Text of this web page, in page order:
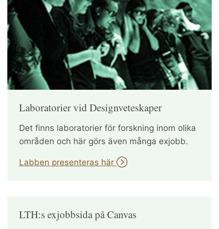
Laboratorier vid Designveteskaper
Det finns laboratorier för forskning inom olika
områden och här görs även många exjobb.
Labben presenteras här
LTH:s exjobbsida på Canvas